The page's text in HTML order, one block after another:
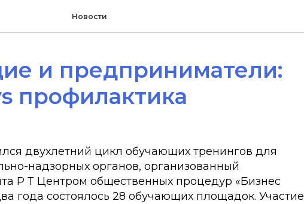
Новости
и предприниматели:
профилактика
двухлетний цикл обучающих тренингов для
надзорных органов, организованный
Р Т Центром общественных процедур «Бизнес
года состоялось 28 обучающих площадок. Участие